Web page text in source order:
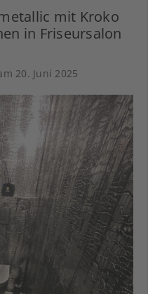
mit Kroko
in Friseursalon
20. Juni 2025